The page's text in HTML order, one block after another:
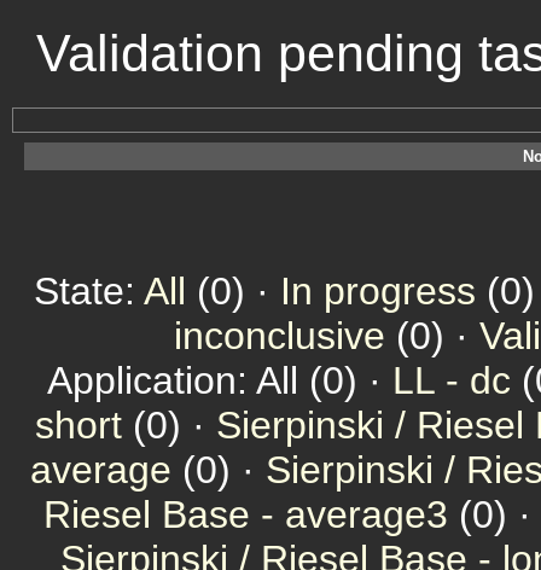
Validation pending
State: All (0) · In progress
inconclusive (0) ·
Application: All (0) · LL - dc
short (0) · Sierpinski / Riesel
average (0) · Sierpinski /
Riesel Base - average3 (0) ·
Sierpinski / Riesel Base -